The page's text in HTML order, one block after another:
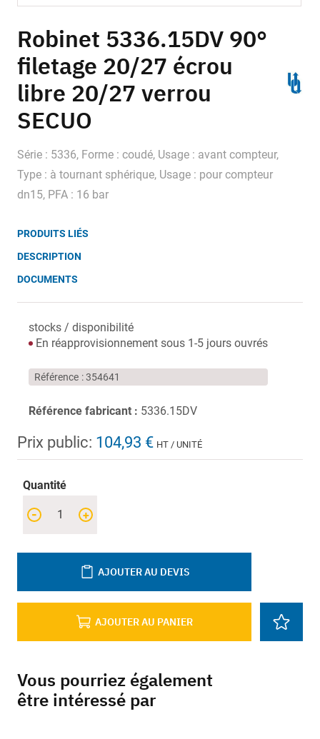
to
the
beginning
of
the
gallery
Robinet 5336.15DV 90°
filetage 20/27 écrou
libre 20/27 verrou
SECUO
Série : 5336, Forme : coudé, Usage : avant compteur,
Type : à tournant sphérique, Usage : pour compteur
dn15, PFA : 16 bar
PRODUITS LIÉS
DESCRIPTION
DOCUMENTS
stocks / disponibilité
En réapprovisionnement sous 1-5 jours ouvrés
Référence 354641
Référence fabricant : 5336.15DV
Prix public: 104,93 € HT / UNITÉ
Quantité
+
-
AJOUTER AU PANIER
AJOUTER AU DEVIS
Vous pourriez également
être intéressé par